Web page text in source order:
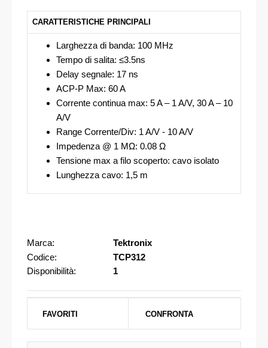
CARATTERISTICHE PRINCIPALI
Larghezza di banda: 100 MHz
Tempo di salita: ≤3.5ns
Delay segnale: 17 ns
ACP-P Max: 60 A
Corrente continua max: 5 A – 1 A/V, 30 A – 10
A/V
Range Corrente/Div: 1 A/V - 10 A/V
Impedenza @ 1 MΩ: 0.08 Ω
Tensione max a filo scoperto: cavo isolato
Lunghezza cavo: 1,5 m
Marca:
Tektronix
Codice:
TCP312
Disponibilità:
1
FAVORITI CONFRONTA